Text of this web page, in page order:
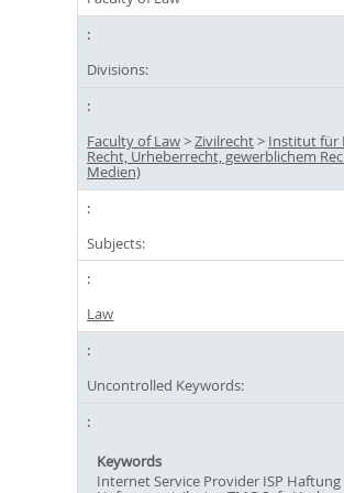
Divisions:
Faculty of Law>Zivilrecht> Institut für
Recht, Urheberrecht, gewerblichem
Medien)
Subjects:
Law
Uncontrolled Keywords:
Keywords
Internet Service Provider ISP Haftung